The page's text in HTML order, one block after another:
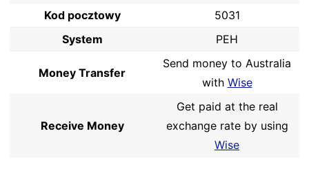
Kod pocztowy
5031
System
PEH
Money Transfer
Send money to Australia
with Wise
Receive Money
Get paid at the real
exchange rate by using
Wise